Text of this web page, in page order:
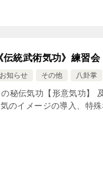
統武術気功》練習会
お知らせ その他 八卦掌
秘伝気功【形意気功】
のイメージの導入、特